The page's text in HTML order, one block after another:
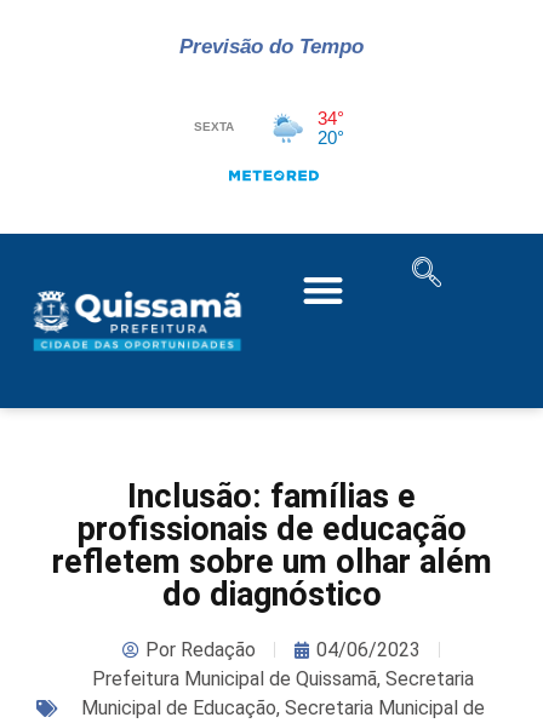
Previsão do Tempo
Inclusão: famílias e
profissionais de educação
refletem sobre um olhar além
do diagnóstico
PorRedação
04/06/2023
Prefeitura Municipal de Quissamã, Secretaria
Municipal de Educação, Secretaria Municipal de